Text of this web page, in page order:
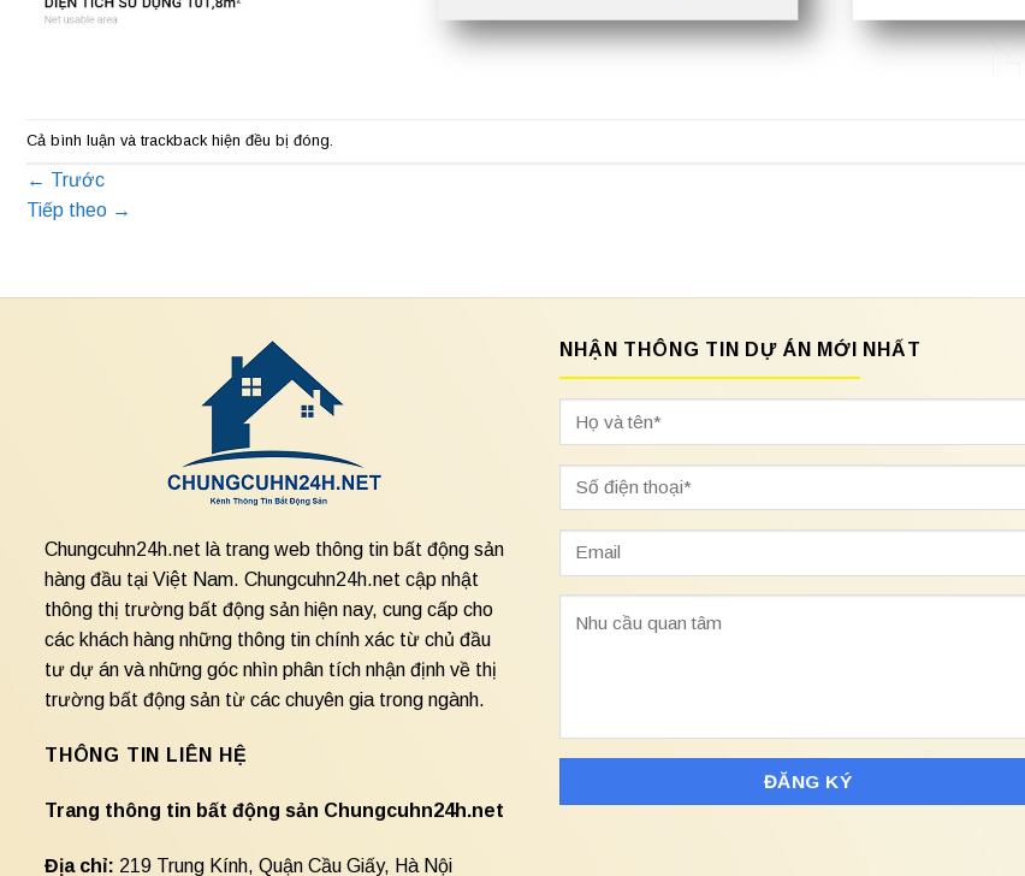
Cả bình luận và trackback hiện đều bị đóng.
← Trước
Tiếp theo →
Chungcuhn24h.net là trang web thông tin bất động sản
hàng đầu tại Việt Nam. Chungcuhn24h.net cập nhật
thông thị trường bất động sản hiện nay, cung cấp cho
các khách hàng những thông tin chính xác từ chủ đầu
tư dự án và những góc nhìn phân tích nhận định về thị
trường bất động sản từ các chuyên gia trong ngành.
THÔNG TIN LIÊN HỆ
Trang thông tin bất động sản Chungcuhn24h.net
Địa chỉ: 219 Trung Kính, Quận Cầu Giấy, Hà Nội
NHẬN THÔNG TIN DỰ ÁN MỚI NHẤT